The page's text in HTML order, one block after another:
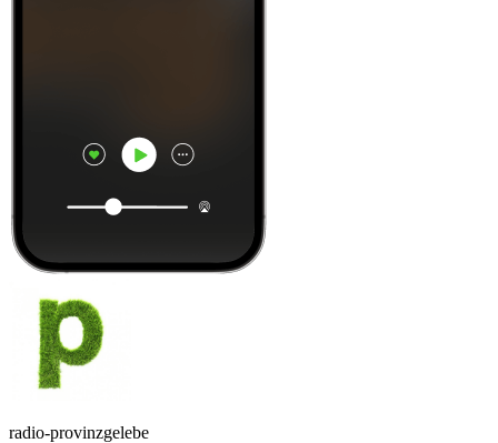
radio-provinzgelebe